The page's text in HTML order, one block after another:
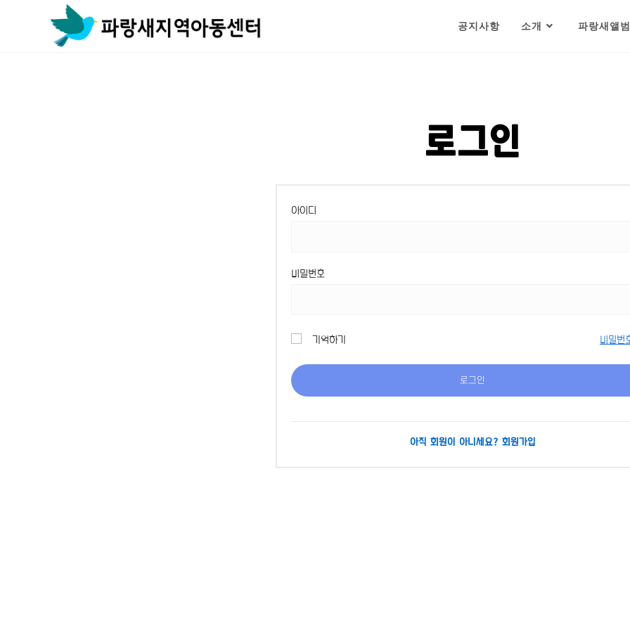
공지사항 소개 파랑새앨범
로그인
아이디
비밀번호
기억하기 비밀번
아직 회원이 아니세요? 회원가입